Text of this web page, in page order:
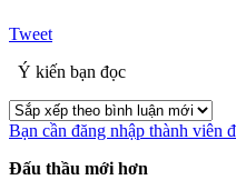
Tweet
Ý kiến bạn đọc
Bạn cần đăng nhập thành viên
Đấu thầu mới hơn